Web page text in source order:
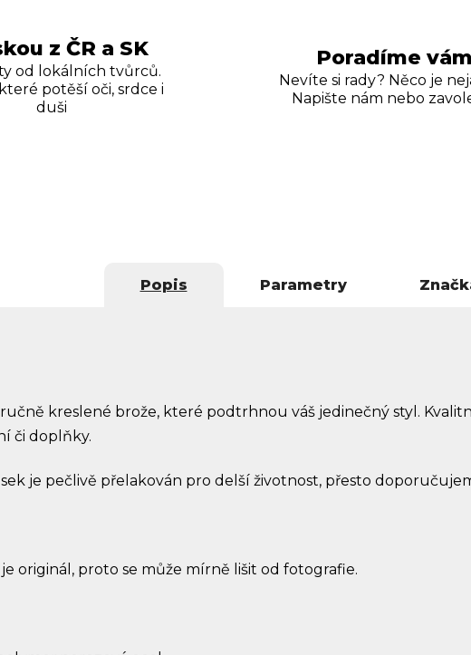
z ČR a SK
od lokálních tvůrců.
potěší oči, srdce i
duši
Poradíme vám
Nevíte si rady? Něco je
Napište nám nebo
Popis Parametry
kreslené brože, které podtrhnou váš jedinečný styl.
či doplňky.
je pečlivě přelakován pro delší životnost, přesto
je originál, proto se může mírně lišit od fotografie.